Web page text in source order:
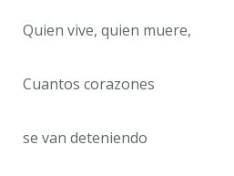
Quien vive, quien muere,
Cuantos corazones
se van deteniendo